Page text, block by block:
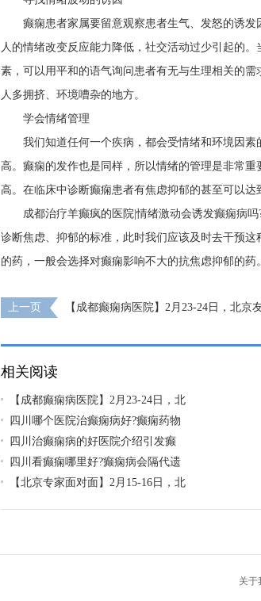
癫痫患者家属要留意观察患者生气、发怒的诱
人的情绪改变反应能力降低，社交活动过少引起的
素，可以用平和的语气询问患者有无与生理相关的
人多拥挤、环境嘈杂的地方。
学会情绪管理
我们知道任何一个疾病，都会受情绪和环境因
高。癫痫的发作也是同样，所以情绪的管理是非常
高。在临床中诊断癫痫患者有焦虑抑郁的甚至可以达
成都治疗羊癫疯的医院|情绪激动会诱发癫痫病
诊断焦虑、抑郁的标准，此时我们应该及时去干预
的药，一般会选择对癫痫影响不大的抗焦虑抑郁的
上一页
【成都癫痫病医院】2月23-24日，北京
从速
相关阅读
【成都癫痫病医院】2月23-24日，北
四川哪个医院治癫痫病好?癫痫药物
四川治癫痫病的好医院介绍引发癫
四川看癫痫哪里好?癫痫病会隔代遗
【北京专家面对面】2月15-16日，北
关于